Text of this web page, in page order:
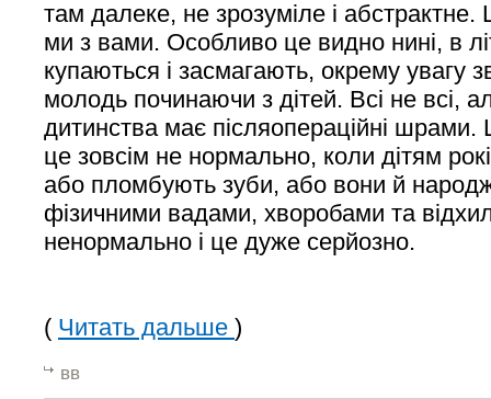
там далеке, не зрозуміле і
ми з вами. Особливо це видно нині, в
купаються і засмагають, окрему увагу
молодь починаючи з дітей. Всі не всі,
дитинства має післяопераційні
це зовсім не нормально, коли дітям
або пломбують зуби, або вони й
фізичними вадами, хворобами та
ненормально і це дуже серйозно.
( Читать дальше )
вв